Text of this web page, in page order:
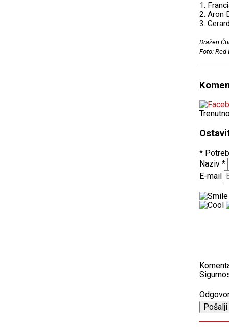
1.
2. Aron
3.
Dražen
Foto: Red
*
Naziv *
E-mail